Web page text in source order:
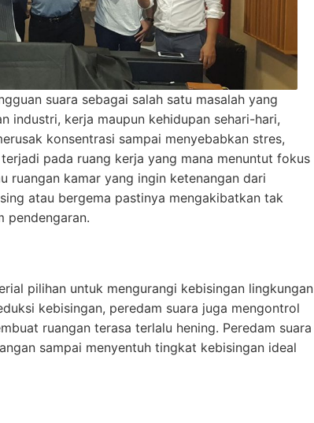
suara sebagai salah satu masalah yang
industri, kerja maupun kehidupan sehari-hari,
konsentrasi sampai menyebabkan stres,
pada ruang kerja yang mana menuntut fokus
ruangan kamar yang ingin ketenangan dari
atau bergema pastinya mengakibatkan tak
pendengaran.
pilihan untuk mengurangi kebisingan lingkungan
kebisingan, peredam suara juga mengontrol
ruangan terasa terlalu hening. Peredam suara
sampai menyentuh tingkat kebisingan ideal